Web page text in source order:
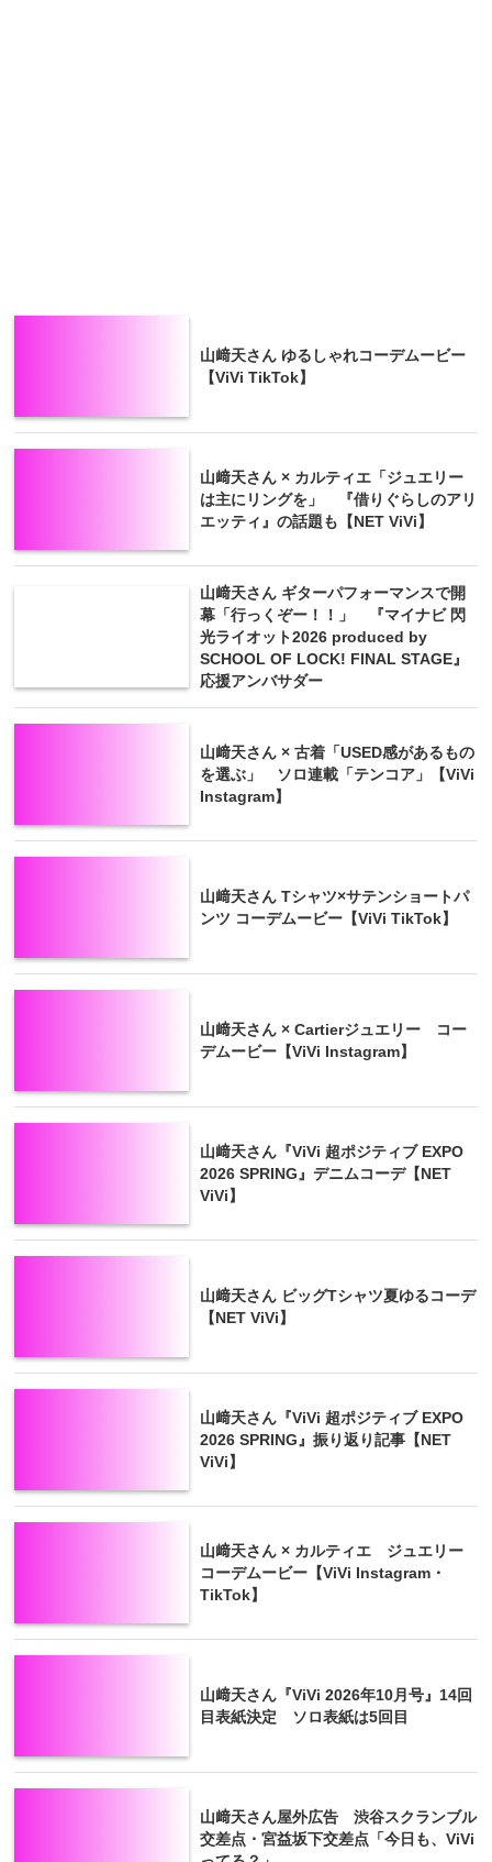
山﨑天さん ゆるしゃれコーデムービー
【ViVi TikTok】
山﨑天さん × カルティエ「ジュエリー
は主にリングを」 『借りぐらしのアリ
エッティ』の話題も【NET ViVi】
山﨑天さん ギターパフォーマンスで開
幕「行っくぞー！！」 『マイナビ 閃
光ライオット2026 produced by
SCHOOL OF LOCK! FINAL STAGE』
応援アンバサダー
山﨑天さん × 古着「USED感があるもの
を選ぶ」 ソロ連載「テンコア」【ViVi
Instagram】
山﨑天さん Tシャツ×サテンショートパ
ンツ コーデムービー【ViVi TikTok】
山﨑天さん × Cartierジュエリー コー
デムービー【ViVi Instagram】
山﨑天さん『ViVi 超ポジティブ EXPO
2026 SPRING』デニムコーデ【NET
ViVi】
山﨑天さん ビッグTシャツ夏ゆるコーデ
【NET ViVi】
山﨑天さん『ViVi 超ポジティブ EXPO
2026 SPRING』振り返り記事【NET
ViVi】
山﨑天さん × カルティエ ジュエリー
コーデムービー【ViVi Instagram・
TikTok】
山﨑天さん『ViVi 2026年10月号』14回
目表紙決定 ソロ表紙は5回目
山﨑天さん屋外広告 渋谷スクランブル
交差点・宮益坂下交差点「今日も、ViVi